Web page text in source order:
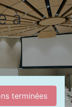
à
terminées